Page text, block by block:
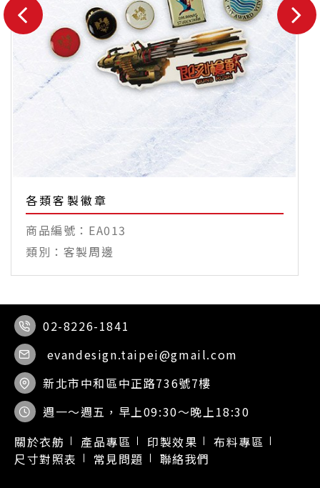
各類客製徽章
EA013
客製周邊
02-8226-1841
evandesign.taipei@gmail.com
新北市中和區中正路736號7樓
週一～週五，早上09:30～晚上18:30
關於衣舫
產品專區 印製效果
布料專區
尺寸對照表
常見問題 聯絡我們